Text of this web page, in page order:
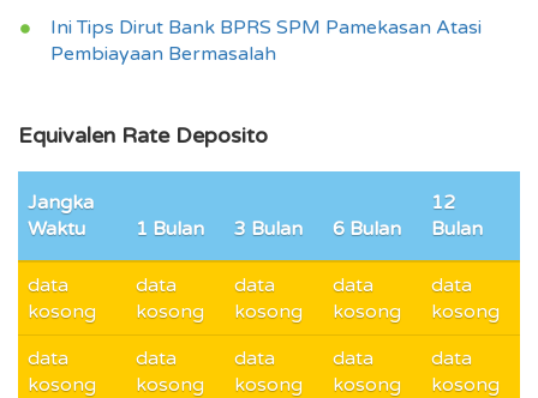
Ini Tips Dirut Bank BPRS SPM Pamekasan Atasi
Pembiayaan Bermasalah
Equivalen Rate Deposito
Jangka
Waktu
1 Bulan 3 Bulan 6 Bulan
12
Bulan
data
kosong
data
kosong
data
kosong
data
kosong
data
kosong
data
kosong
data
kosong
data
kosong
data
kosong
data
kosong